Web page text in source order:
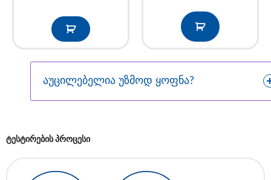
აუცილებელია უზმოდ ყოფნა?
ტესტირების პროცესი